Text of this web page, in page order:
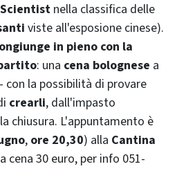
nella classifica delle
viste all'esposione cinese).
in pieno con la
: una cena bolognese a
con la possibilità di provare
crearli, dall'impasto
chiusura. L'appuntamento è
, ore 20,30) alla Cantina
cena 30 euro, per info 051-